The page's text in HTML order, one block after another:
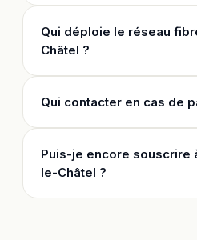
Qui déploie le réseau
Châtel ?
Qui contacter en cas de
Puis-je encore souscrire
le-Châtel ?